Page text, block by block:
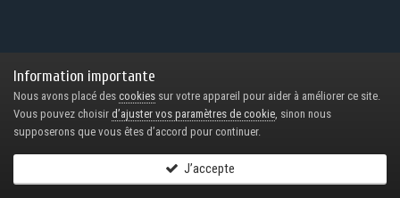
Follow Us
Information importante
Nous avons placé des cookies sur votre appareil pour aider à améliorer ce site.
Vous pouvez choisir d’ajuster vos paramètres de cookie, sinon nous
supposerons que vous êtes d’accord pour continuer.
J’accepte